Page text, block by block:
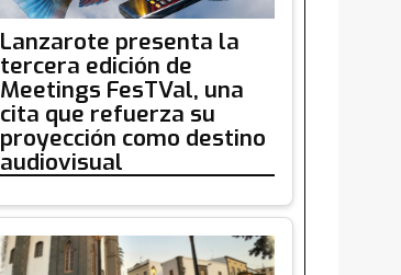
Lanzarote presenta la
tercera edición de
Meetings FesTVal, una
cita que refuerza su
proyección como destino
audiovisual